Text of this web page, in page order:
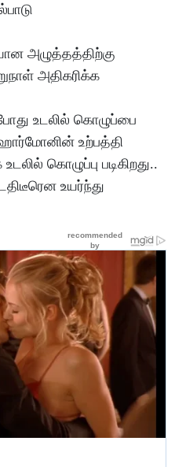
அழுத்தத்திற்கு
அதிகரிக்க
உடலில் கொழுப்பை
உற்பத்தி
கொழுப்பு படிகிறது..
உயர்ந்து